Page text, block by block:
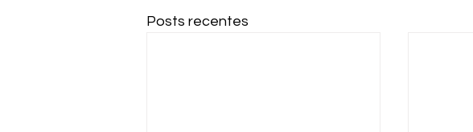
Posts recentes